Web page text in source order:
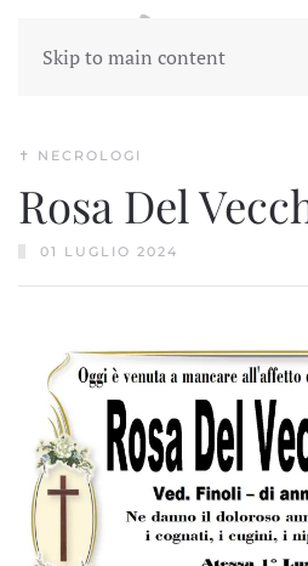
Skip to main content
✝︎ NECROLOGI
Rosa Del
01 LUGLIO 2024